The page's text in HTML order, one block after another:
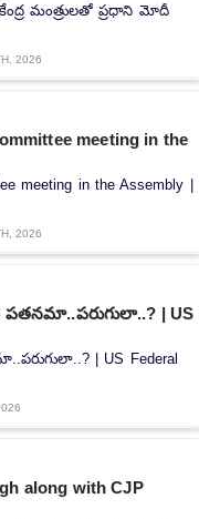
కేంద్ర మంత్రులతో ప్రధాని మోదీ
2026
meeting in the
meeting in the Assembly |
2026
పతనమా..పరుగులా..? | US
| US Federal
along with CJP